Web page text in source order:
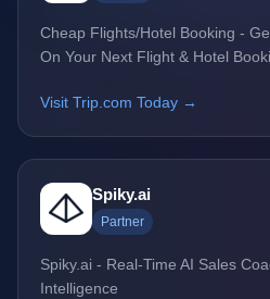
Cheap Flights/Hotel Booking -
On Your Next Flight & Hotel
Visit Trip.com Today →
Spiky.ai
Partner
Spiky.ai - Real-Time AI Sales
Intelligence